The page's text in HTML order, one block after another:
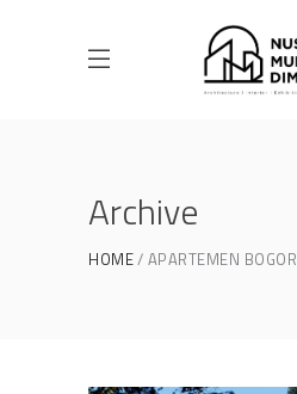
Archive
HOME APARTEMEN BOGOR